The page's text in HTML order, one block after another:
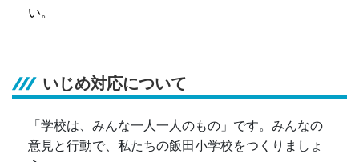
い。
いじめ対応について
「学校は、みんな一人一人のもの」です。みんなの
意見と行動で、私たちの飯田小学校をつくりましょ